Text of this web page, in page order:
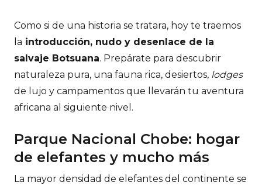
Como si de una historia se tratara, hoy te traemos
la introducción, nudo y desenlace de la
salvaje Botsuana. Prepárate para descubrir
naturaleza pura, una fauna rica, desiertos, lodges
de lujo y campamentos que llevarán tu aventura
africana al siguiente nivel.
Parque Nacional Chobe: hogar
de elefantes y mucho más
La mayor densidad de elefantes del continente se